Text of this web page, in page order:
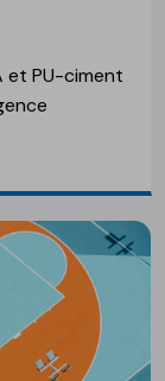
et PU-ciment